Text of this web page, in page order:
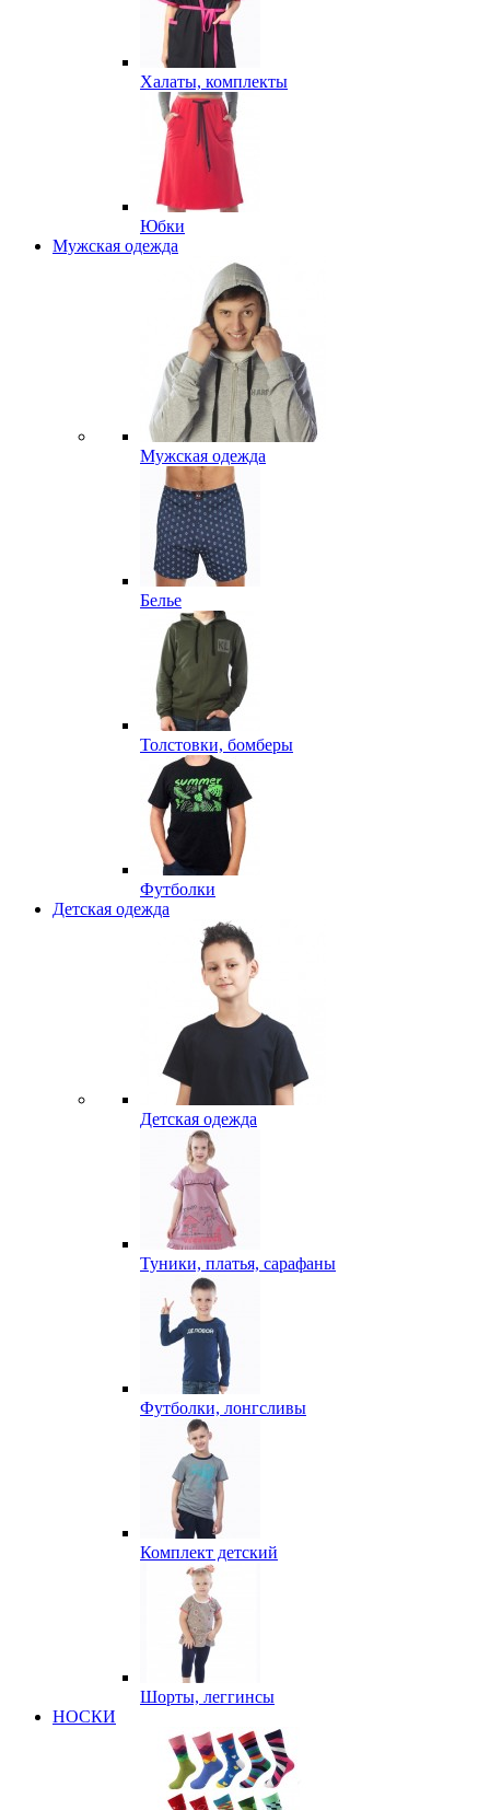
Халаты, комплекты
Юбки
Мужская одежда
Мужская одежда
Белье
Толстовки, бомберы
Футболки
Детская одежда
Детская одежда
Туники, платья, сарафаны
Футболки, лонгсливы
Комплект детский
Шорты, леггинсы
НОСКИ